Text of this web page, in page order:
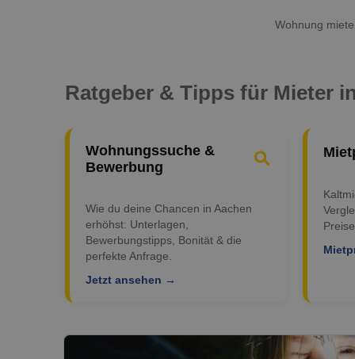
Wohnung
Ratgeber & Tipps für Mieter
Wohnungssuche &
Bewerbung
Wie du deine Chancen in Aachen
erhöhst: Unterlagen,
Bewerbungstipps, Bonität & die
perfekte Anfrage.
Jetzt ansehen →